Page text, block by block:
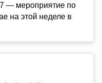
— мероприятие по
на этой неделе в